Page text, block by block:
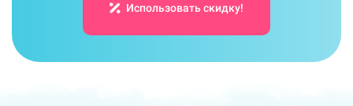
Использовать скидку!